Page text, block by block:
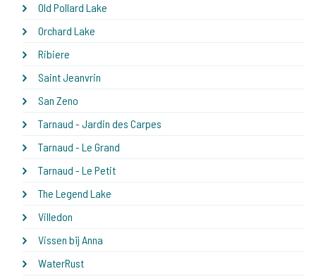
Old Pollard Lake
Orchard Lake
Ribiere
Saint Jeanvrin
San Zeno
Tarnaud - Jardin des Carpes
Tarnaud - Le Grand
Tarnaud - Le Petit
The Legend Lake
Villedon
Vissen bij Anna
WaterRust